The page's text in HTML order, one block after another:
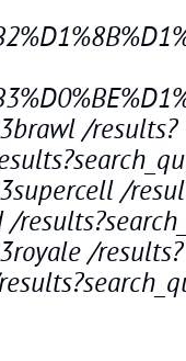
/results?
/
/results?